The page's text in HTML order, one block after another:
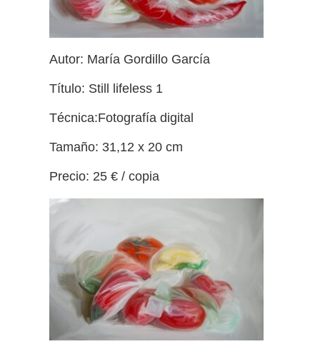
Autor: María Gordillo García
Título: Still lifeless 1
Técnica:Fotografía digital
Tamaño: 31,12 x 20 cm
Precio: 25 € / copia